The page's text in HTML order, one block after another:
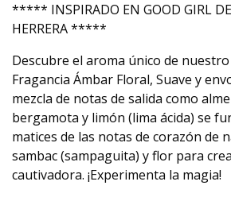
***** INSPIRADO EN GOOD GIRL
HERRERA *****
Descubre el aroma único de
Fragancia Ámbar Floral, Suave y
mezcla de notas de salida como
bergamota y limón (lima ácida) se
matices de las notas de corazón de
sambac (sampaguita) y flor para
cautivadora. ¡Experimenta la magia!